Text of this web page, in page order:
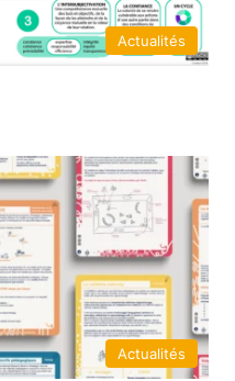
Actualités
Actualités